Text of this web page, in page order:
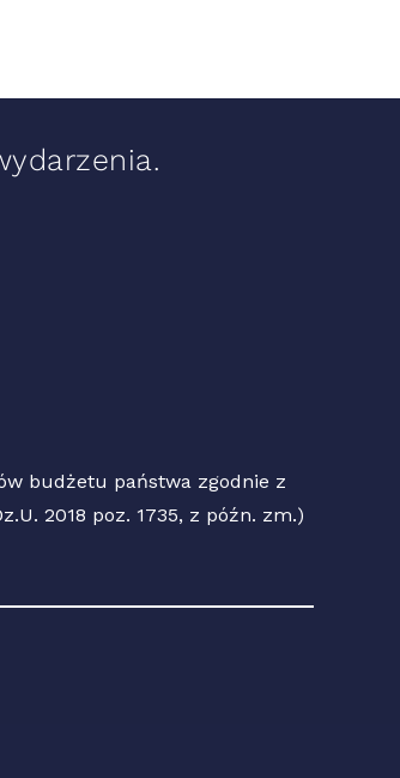
budżetu państwa zgodnie z
2018 poz. 1735, z późn. zm.)